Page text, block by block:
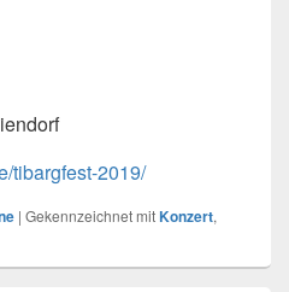
tibargfest-2019/
| Gekennzeichnet mitKonzert,